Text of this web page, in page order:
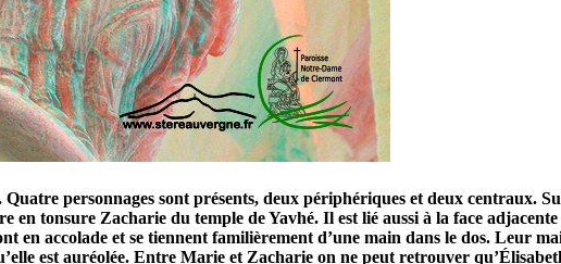
personnages sont présents, deux périphériques et deux centraux.
tonsure Zacharie du temple de Yavhé. Il est lié aussi à la face
en accolade et se tiennent familièrement d’une main dans le dos. Leur
est auréolée. Entre Marie et Zacharie on ne peut retrouver